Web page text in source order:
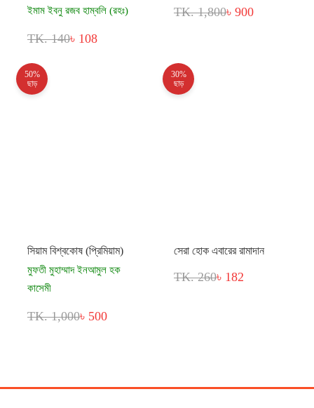
ইমাম ইবনু রজব হাম্বলি (রহঃ)
TK. 140৳ 108
TK. 1,800৳ 900
50%
ছাড়
সিয়াম বিশ্বকোষ (প্রিমিয়াম)
মুফতী মুহাম্মাদ ইনআমুল হক
কাসেমী
TK. 1,000৳ 500
30%
ছাড়
সেরা হোক এবারের রামাদান
TK. 260৳ 182